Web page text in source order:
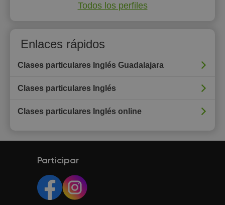
Todos los perfiles
Enlaces rápidos
Clases particulares Inglés Guadalajara
Clases particulares Inglés
Clases particulares Inglés online
Participar